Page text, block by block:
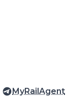
MyRailAgent